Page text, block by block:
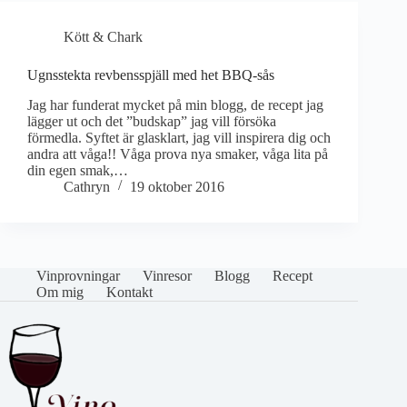
Kött & Chark
Ugnsstekta revbensspjäll med het BBQ-sås
Jag har funderat mycket på min blogg, de recept jag
lägger ut och det ”budskap” jag vill försöka
förmedla. Syftet är glasklart, jag vill inspirera dig och
andra att våga!! Våga prova nya smaker, våga lita på
din egen smak,…
Cathryn
19 oktober 2016
Vinprovningar Vinresor Blogg
Recept
Om mig
Kontakt